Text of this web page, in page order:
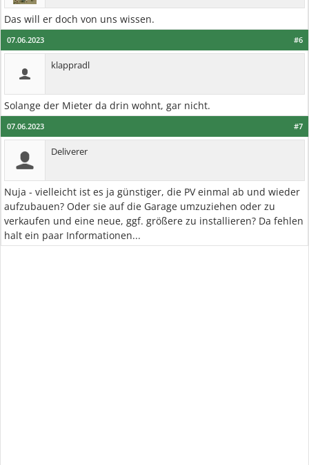
Das will er doch von uns wissen.
#6
07.06.2023
klappradl
Solange der Mieter da drin wohnt, gar nicht.
#7
07.06.2023
Deliverer
Nuja - vielleicht ist es ja günstiger, die PV einmal ab und wieder
aufzubauen? Oder sie auf die Garage umzuziehen oder zu
verkaufen und eine neue, ggf. größere zu installieren? Da fehlen
halt ein paar Informationen...